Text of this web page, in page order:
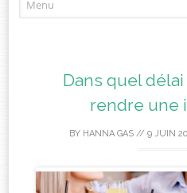
to
Dans quel
rendre une
BY HANNA GAS// 9 JUIN